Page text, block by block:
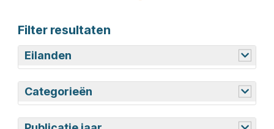
Filter resultaten
Eilanden
Aruba
Bonaire
Curaçao
Saba
Sint Eustatius
Sint Maarten
Categorieën
Adviezen
Begrotingsstukken
Persberichten
Rapportages
Wetgeving